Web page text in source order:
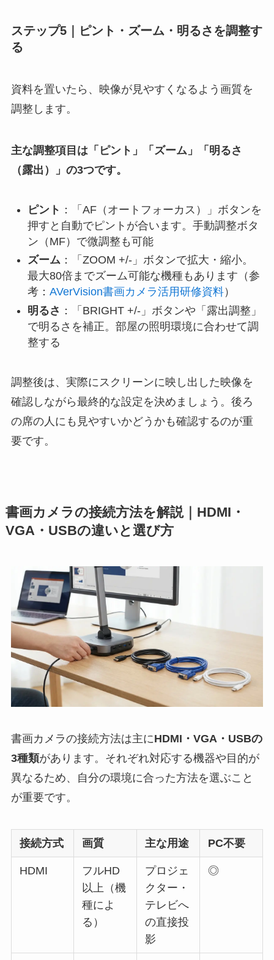
ステップ5｜ピント・ズーム・明るさを調整す
る
資料を置いたら、映像が見やすくなるよう画質を
調整します。
主な調整項目は「ピント」「ズーム」「明るさ
（露出）」の3つです。
ピント ：「AF（オートフォーカス）」ボタンを
押すと自動でピントが合います。手動調整ボタ
ン（MF）で微調整も可能
ズーム：「ZOOM +/-」ボタンで拡大・縮小。
最大80倍までズーム可能な機種もあります（参
考： AVerVision書画カメラ活用研修資料）
明るさ ：「BRIGHT +/-」ボタンや「露出調整」
で明るさを補正。部屋の照明環境に合わせて調
整する
調整後は、実際にスクリーンに映し出した映像を
確認しながら最終的な設定を決めましょう。後ろ
の席の人にも見やすいかどうかも確認するのが重
要です。
書画カメラの接続方法を解説｜HDMI・
VGA・USBの違いと選び方
書画カメラの接続方法は主にHDMI・VGA・USBの
3種類があります。それぞれ対応する機器や目的が
異なるため、自分の環境に合った方法を選ぶこと
が重要です。
接続方式 画質 主な用途 PC不要
HDMI
フルHD
以上（機
種によ
る）
プロジェ
クター・
テレビへ
の直接投
影
◎